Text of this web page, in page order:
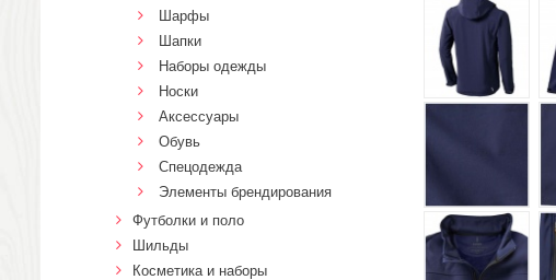
Шарфы
Шапки
Наборы одежды
Носки
Аксессуары
Обувь
Спецодежда
Элементы брендирования
Футболки и поло
Шильды
Косметика и наборы